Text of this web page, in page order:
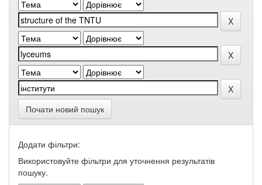
Почати новий пошук
Додати фільтри:
Використовуйте фільтри для уточнення результатів
пошуку.